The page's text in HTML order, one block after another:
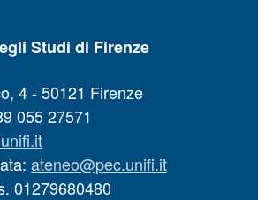
Studi di Firenze
4 - 50121 Firenze
055 27571
ateneo@pec.unifi.it
01279680480